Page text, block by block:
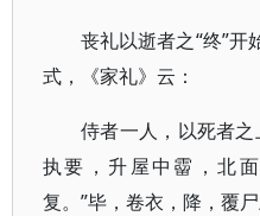
丧礼以逝者之“终”开
式，《家礼》云：
侍者一人，以死者
执要，升屋中霤，北
复。”毕，卷衣，降，覆